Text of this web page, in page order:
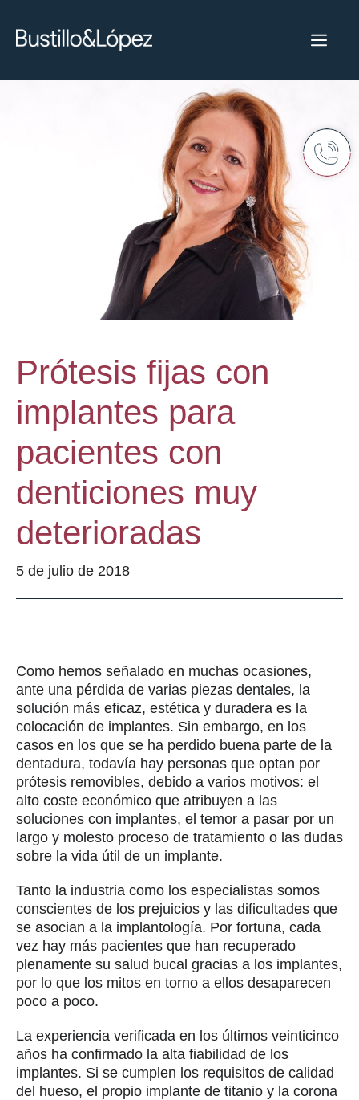
Prótesis fijas con
implantes para
pacientes con
denticiones muy
deterioradas
5 de julio de 2018
Como hemos señalado en muchas ocasiones,
ante una pérdida de varias piezas dentales, la
solución más eficaz, estética y duradera es la
colocación de implantes. Sin embargo, en los
casos en los que se ha perdido buena parte de la
dentadura, todavía hay personas que optan por
prótesis removibles, debido a varios motivos: el
alto coste económico que atribuyen a las
soluciones con implantes, el temor a pasar por un
largo y molesto proceso de tratamiento o las dudas
sobre la vida útil de un implante.
Tanto la industria como los especialistas somos
conscientes de los prejuicios y las dificultades que
se asocian a la implantología. Por fortuna, cada
vez hay más pacientes que han recuperado
plenamente su salud bucal gracias a los implantes,
por lo que los mitos en torno a ellos desaparecen
poco a poco.
La experiencia verificada en los últimos veinticinco
años ha confirmado la alta fiabilidad de los
implantes. Si se cumplen los requisitos de calidad
del hueso, el propio implante de titanio y la corona